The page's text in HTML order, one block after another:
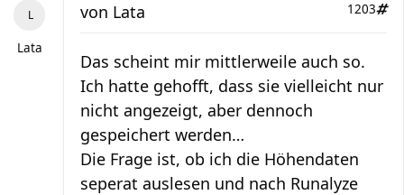
Lata
1203
von Lata
Das scheint mir mittlerweile auch so.
Ich hatte gehofft, dass sie vielleicht nur
nicht angezeigt, aber dennoch
gespeichert werden…
Die Frage ist, ob ich die Höhendaten
seperat auslesen und nach Runalyze